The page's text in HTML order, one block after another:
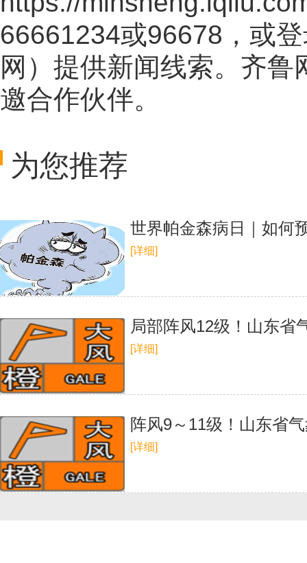
66661234或96678，或
网 ）提供新闻线索。齐鲁
邀合作伙伴。
为您推荐
世界帕金森病日｜如何
[详细]
局部阵风12级！山东省
[详细]
阵风9～11级！山东省
[详细]